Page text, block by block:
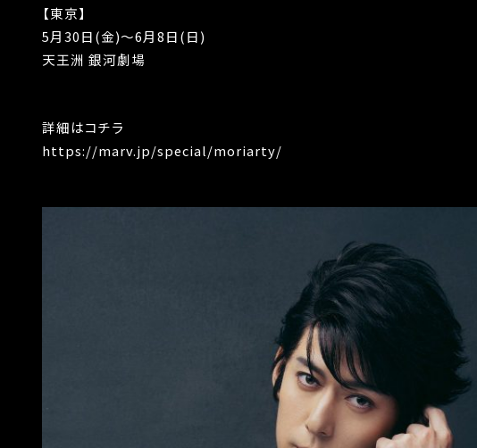
【東京】
5月30日(金)～6月8日(日)
天王洲 銀河劇場
詳細はコチラ
https://marv.jp/special/moriarty/